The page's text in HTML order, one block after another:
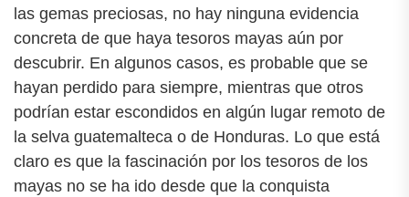
las gemas preciosas, no hay ninguna evidencia
concreta de que haya tesoros mayas aún por
descubrir. En algunos casos, es probable que se
hayan perdido para siempre, mientras que otros
podrían estar escondidos en algún lugar remoto de
la selva guatemalteca o de Honduras. Lo que está
claro es que la fascinación por los tesoros de los
mayas no se ha ido desde que la conquista